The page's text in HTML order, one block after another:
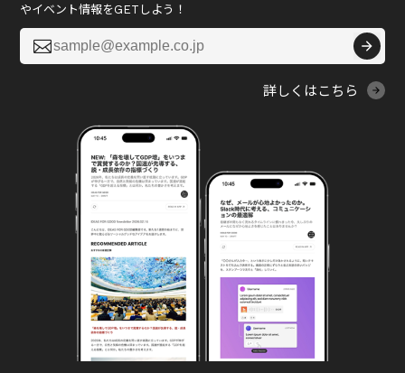
やイベント情報をGETしよう！

詳しくはこちら